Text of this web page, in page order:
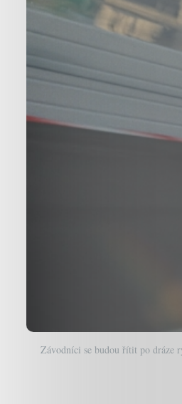
Závodníci se budou řítit po dráze